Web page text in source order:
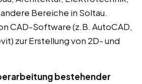
Bereiche in Soltau.
CAD-Software (z.B. AutoCAD,
zur Erstellung von 2D- und
bestehender